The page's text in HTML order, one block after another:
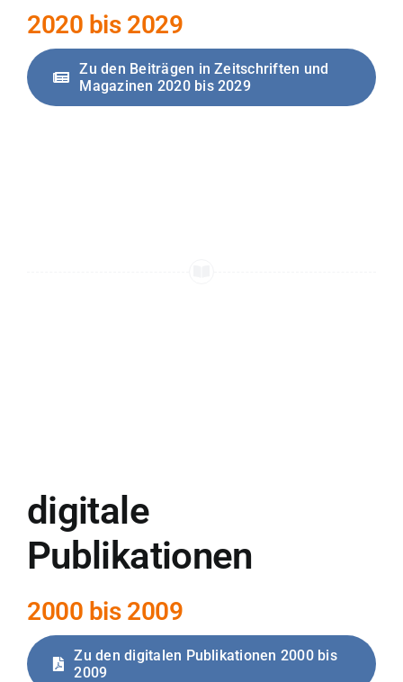
2020 bis 2029
Zu den Beiträgen in Zeitschriften und
Magazinen 2020 bis 2029
digitale
Publikationen
2000 bis 2009
Zu den digitalen Publikationen 2000 bis
2009